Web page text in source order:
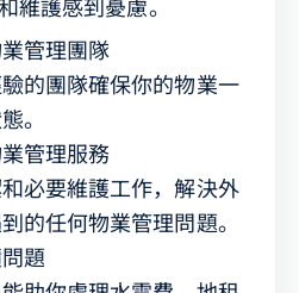
維護感到憂慮。
管理團隊
的團隊確保你的物業一
。
管理服務
必要維護工作，解決外
的任何物業管理問題。
題